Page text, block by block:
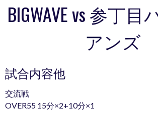
BIGWAVE vs 参丁目
アンズ
試合内容他
交流戦
OVER55 15分×2+10分×1